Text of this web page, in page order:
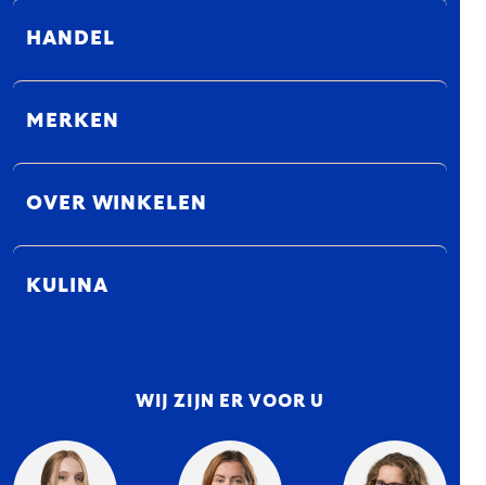
HANDEL
MERKEN
OVER WINKELEN
KULINA
WIJ ZIJN ER VOOR U